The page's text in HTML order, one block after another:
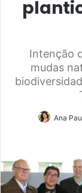
Intenção
mudas
Ana